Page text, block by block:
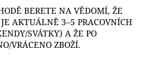
BERETE NA VĚDOMÍ, ŽE
AKTUÁLNĚ 3–5 PRACOVNÍCH
SVÁTKY) A ŽE PO
VRÁCENO ZBOŽÍ.